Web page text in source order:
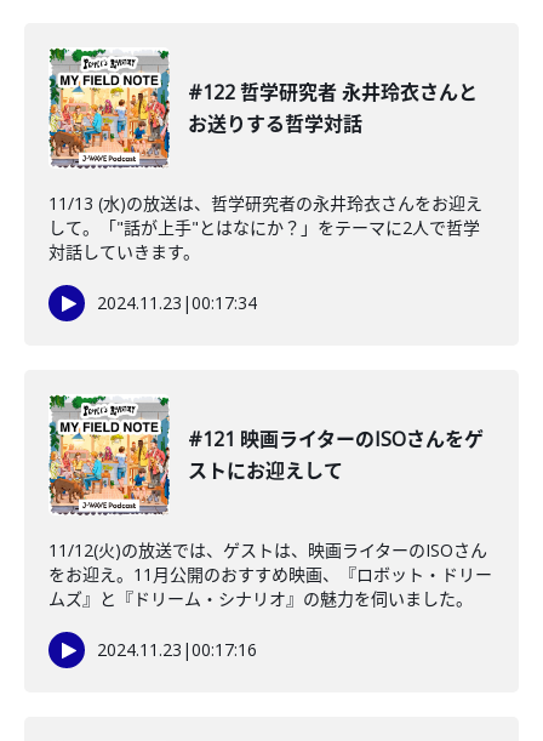
#122 哲学研究者 永井玲衣さんと
お送りする哲学対話
11/13 (水)の放送は、哲学研究者の永井玲衣さんをお迎え
して。「"話が上手"とはなにか？」をテーマに2人で哲学
対話していきます。
2024.11.23 |00:17:34
#121 映画ライターのISOさんをゲ
ストにお迎えして
11/12(火)の放送では、ゲストは、映画ライターのISOさん
をお迎え。11月公開のおすすめ映画、『ロボット・ドリー
ムズ』と『ドリーム・シナリオ』の魅力を伺いました。
2024.11.23 |00:17:16